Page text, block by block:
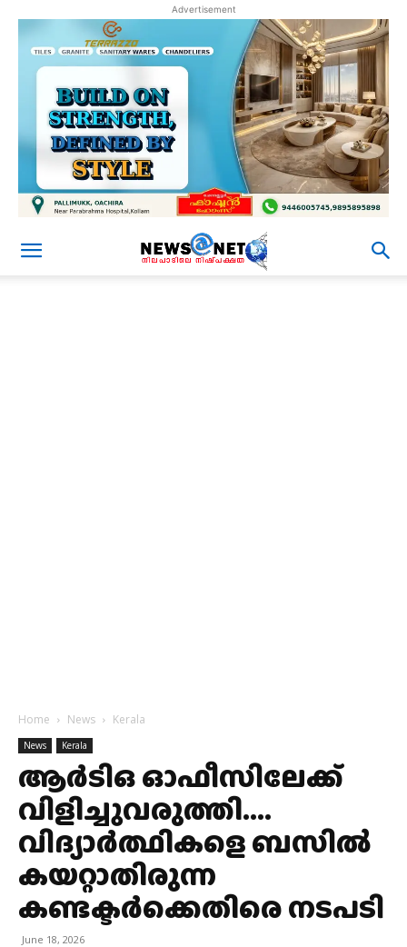
Advertisement
Home News Kerala
News Kerala
ആര്‍ടിഒ ഓഫീസിലേക്ക്
വിളിച്ചുവരുത്തി….
വിദ്യാര്‍ത്ഥികളെ ബസില്‍
കയറ്റാതിരുന്ന
കണ്ടക്ടര്‍ക്കെതിരെ നടപടി
June 18, 2026